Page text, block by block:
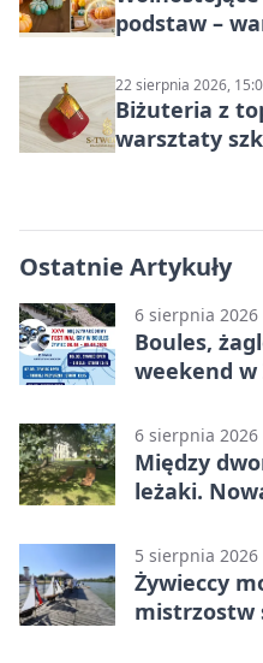
podstaw –
22 sierpnia 2026,
Biżuteria z
warsztaty
Ostatnie Artykuły
6 sierpnia 2026
Boules,
weekend w
6 sierpnia 2026
Między
leżaki.
5 sierpnia 2026
Żywieccy
mistrzostw